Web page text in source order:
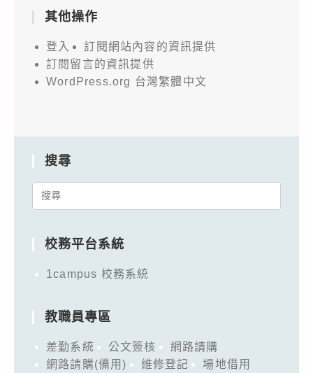
其他操作
登入
訂閱網站內容的資訊提供
訂閱留言的資訊提供
WordPress.org 台灣繁體中文
搜尋
Search
校務平台系統
1campus 校務系統
教職員專區
差勤系統 公文簽核
網路請購
網路請購(備用)
維修登記
場地借用